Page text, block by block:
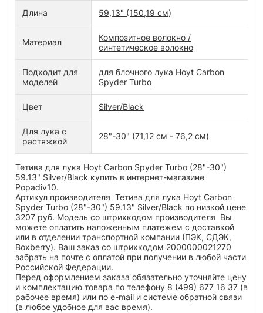
Длина 59,13" (150,19 см)
Материал
Композитное волокно /
синтетическое волокно
Подходит для
моделей
для блочного лука Hoyt Carbon
Spyder Turbo
Цвет Silver/Black
Для лука с
растяжкой
28"-30" (71,12 см - 76,2 см)
Тетива для лука Hoyt Carbon Spyder Turbo (28"-30")
59.13" Silver/Black купить в интернет-магазине
Popadiv10.
Артикул производителя Тетива для лука Hoyt Carbon
Spyder Turbo (28"-30") 59.13" Silver/Black по низкой цене
3207 руб. Модель со штрихкодом производителя Вы
можете оплатить наложенным платежем с доставкой
или в отделении транспортной компании (ПЭК, СДЭК,
Boxberry). Ваш заказ со штрихкодом 2000000021270
забрать на почте с оплатой при получении в любой части
Российской Федерации.
Перед оформлением заказа обязательно уточняйте цену
и комплектацию товара по телефону 8 (499) 677 16 37 (в
рабочее время) или по e-mail и системе обратной связи
(в любое удобное для вас время).